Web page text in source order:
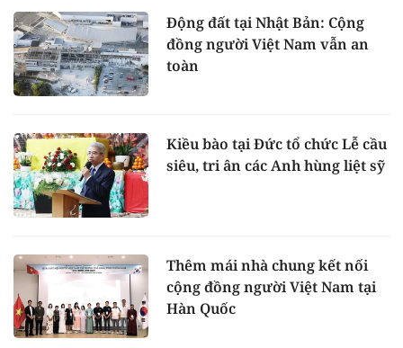
Động đất tại Nhật Bản: Cộng
đồng người Việt Nam vẫn an
toàn
Kiều bào tại Đức tổ chức Lễ cầu
siêu, tri ân các Anh hùng liệt sỹ
Thêm mái nhà chung kết nối
cộng đồng người Việt Nam tại
Hàn Quốc